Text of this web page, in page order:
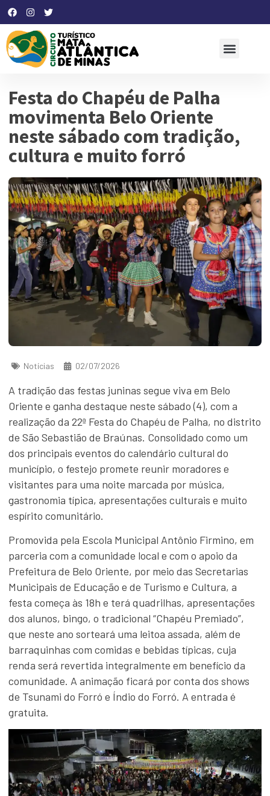
Festa do Chapéu de Palha
movimenta Belo Oriente
neste sábado com tradição,
cultura e muito forró
Notícias 02/07/2026
A tradição das festas juninas segue viva em Belo
Oriente e ganha destaque neste sábado (4), com a
realização da 22ª Festa do Chapéu de Palha, no distrito
de São Sebastião de Braúnas. Consolidado como um
dos principais eventos do calendário cultural do
município, o festejo promete reunir moradores e
visitantes para uma noite marcada por música,
gastronomia típica, apresentações culturais e muito
espírito comunitário.
Promovida pela Escola Municipal Antônio Firmino, em
parceria com a comunidade local e com o apoio da
Prefeitura de Belo Oriente, por meio das Secretarias
Municipais de Educação e de Turismo e Cultura, a
festa começa às 18h e terá quadrilhas, apresentações
dos alunos, bingo, o tradicional “Chapéu Premiado”,
que neste ano sorteará uma leitoa assada, além de
barraquinhas com comidas e bebidas típicas, cuja
renda será revertida integralmente em benefício da
comunidade. A animação ficará por conta dos shows
de Tsunami do Forró e Índio do Forró. A entrada é
gratuita.